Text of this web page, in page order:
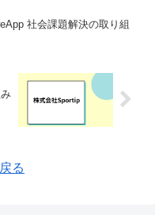
社会課題解決の取り組
る